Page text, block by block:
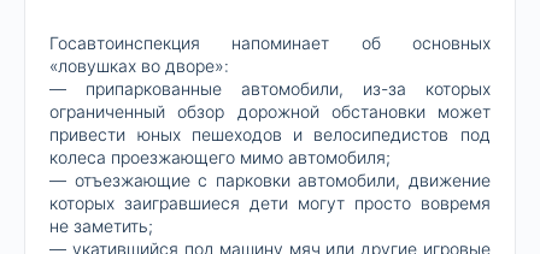
Госавтоинспекция напоминает об основных
«ловушках во дворе»:
— припаркованные автомобили, из-за которых
ограниченный обзор дорожной обстановки может
привести юных пешеходов и велосипедистов под
колеса проезжающего мимо автомобиля;
— отъезжающие с парковки автомобили, движение
которых заигравшиеся дети могут просто вовремя
не заметить;
— укатившийся под машину мяч или другие игровые